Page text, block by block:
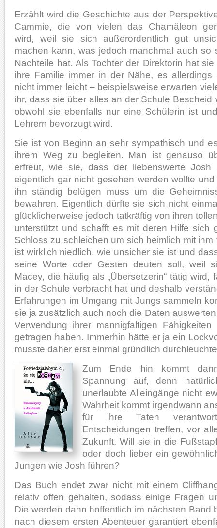
Erzählt wird die Geschichte aus der
Cammie, die von vielen das Chamäleon
wird, weil sie sich außerordentlich gut
machen kann, was jedoch manchmal auch so
Nachteile hat. Als Tochter der Direktorin hat sie
ihre Familie immer in der Nähe, es allerdings
nicht immer leicht – beispielsweise erwarten
ihr, dass sie über alles an der Schule Bescheid
obwohl sie ebenfalls nur eine Schülerin ist
Lehrern bevorzugt wird.
Sie ist von Beginn an sehr sympathisch und
ihrem Weg zu begleiten. Man ist genauso
erfreut, wie sie, dass der liebenswerte
eigentlich gar nicht gesehen werden wollte
ihn ständig belügen muss um die
bewahren. Eigentlich dürfte sie sich nicht
glücklicherweise jedoch tatkräftig von ihren
unterstützt und schafft es mit deren Hilfe sich
Schloss zu schleichen um sich heimlich mit
ist wirklich niedlich, wie unsicher sie ist und
seine Worte oder Gesten deuten soll, weil
Macey, die häufig als „Übersetzerin“ tätig wird,
in der Schule verbracht hat und deshalb
Erfahrungen im Umgang mit Jungs sammeln
sie ja zusätzlich auch noch die Daten
Verwendung ihrer mannigfaltigen
getragen haben. Immerhin hätte er ja ein
musste daher erst einmal gründlich
Zum Ende hin kommt
Spannung auf, denn
unerlaubte Alleingänge nicht
Wahrheit kommt irgendwann
für ihre Taten
Entscheidungen treffen, vor
Zukunft. Will sie in die
oder doch lieber ein
Jungen wie Josh führen?
Das Buch endet zwar nicht mit einem
relativ offen gehalten, sodass einige Fragen
Die werden dann hoffentlich im nächsten Band
nach diesem ersten Abenteuer garantiert